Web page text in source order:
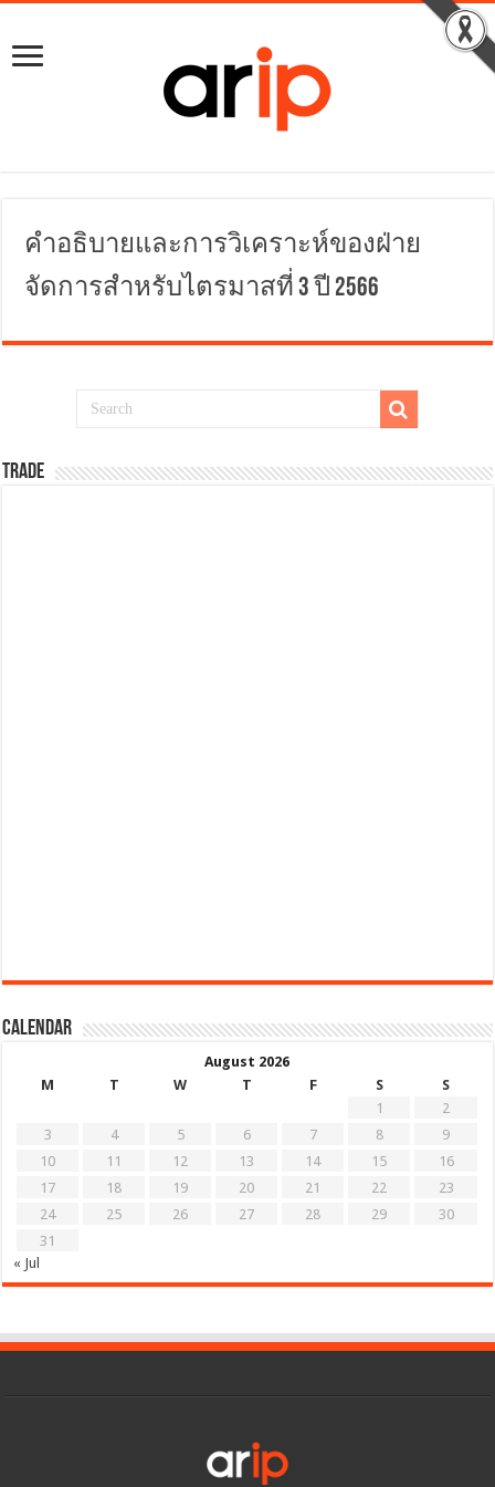
คำอธิบายและการวิเคราะห์ของฝ่าย
จัดการสำหรับไตรมาสที่ 3 ปี 2566
TRADE
Calendar
August 2026
M
T W T F S
S
1
2
3
4 5 6 7 8
9
10
11 12 13 14 15
16
17
18 19 20 21 22
23
24
25 26 27 28 29
30
31
« Jul